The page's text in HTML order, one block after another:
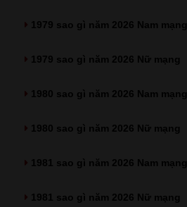
1979 sao gì năm 2026 Nam mạng
1979 sao gì năm 2026 Nữ mạng
1980 sao gì năm 2026 Nam mạng
1980 sao gì năm 2026 Nữ mạng
1981 sao gì năm 2026 Nam mạng
1981 sao gì năm 2026 Nữ mạng